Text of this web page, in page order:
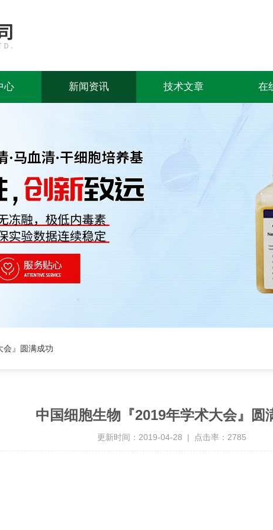
心 新闻资讯 技术文章 在
会』圆满成功
中国细胞生物『2019年学术大会』圆
更新时间：2019-04-28 | 点击率：2785